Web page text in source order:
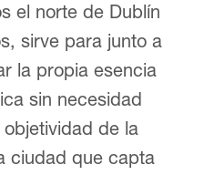
el norte de Dublín
sirve para junto a
la propia esencia
sin necesidad
de la
ciudad que capta